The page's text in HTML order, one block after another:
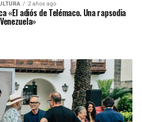
2 años ago
«El adiós de Telémaco. Una rapsodia